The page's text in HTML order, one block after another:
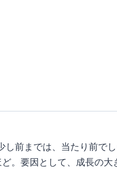
前までは、当たり前で
。要因として、成長の